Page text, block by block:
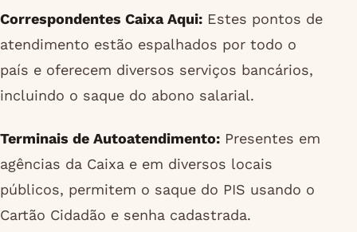
Correspondentes Caixa Aqui: Estes pontos de
atendimento estão espalhados por todo o
país e oferecem diversos serviços bancários,
incluindo o saque do abono salarial.
Terminais de Autoatendimento: Presentes em
agências da Caixa e em diversos locais
públicos, permitem o saque do PIS usando o
Cartão Cidadão e senha cadastrada.